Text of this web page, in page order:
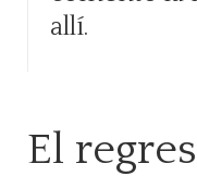
allí.
El